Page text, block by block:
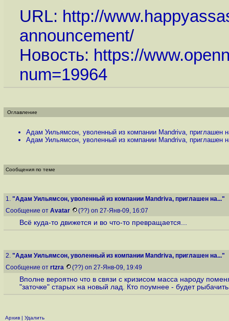
URL: http://
announcement/
Новость: https://
num=19964
Оглавление
Адам Уильямсон, уволенный из компании Mandriva, приглашен
Адам Уильямсон, уволенный из компании Mandriva, приглашен
Сообщения по теме
1. "Адам Уильямсон, уволенный из компании Mandriva, приглашен на..."
Сообщение от Avatar (??) on 27-Янв-09, 16:07
Всё куда-то движется и во что-то превращается...
2. "Адам Уильямсон, уволенный из компании Mandriva, приглашен на..."
Сообщение от rtzra (??) on 27-Янв-09, 19:49
Вполне вероятно что в связи с кризисом масса народу
"заточке" старых на новый лад. Кто поумнее - будет
Архив | Удалить